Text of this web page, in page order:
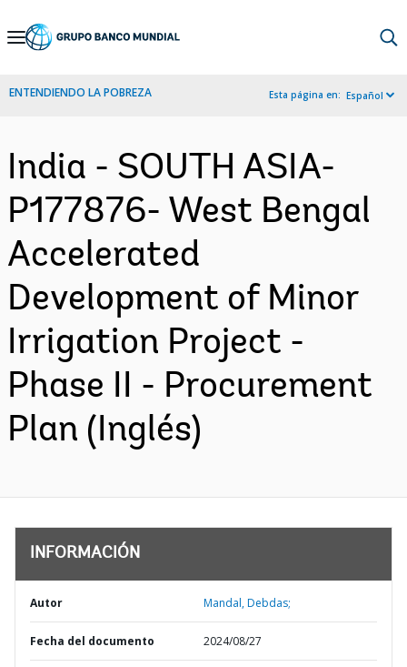
Skip
Navigation
ENTENDIENDO LA POBREZA Esta página en: Español
India - SOUTH ASIA-
P177876- West Bengal
Accelerated
Development of Minor
Irrigation Project -
Phase II - Procurement
Plan (Inglés)
INFORMACIÓN
Autor Mandal, Debdas;
Fecha del documento 2024/08/27